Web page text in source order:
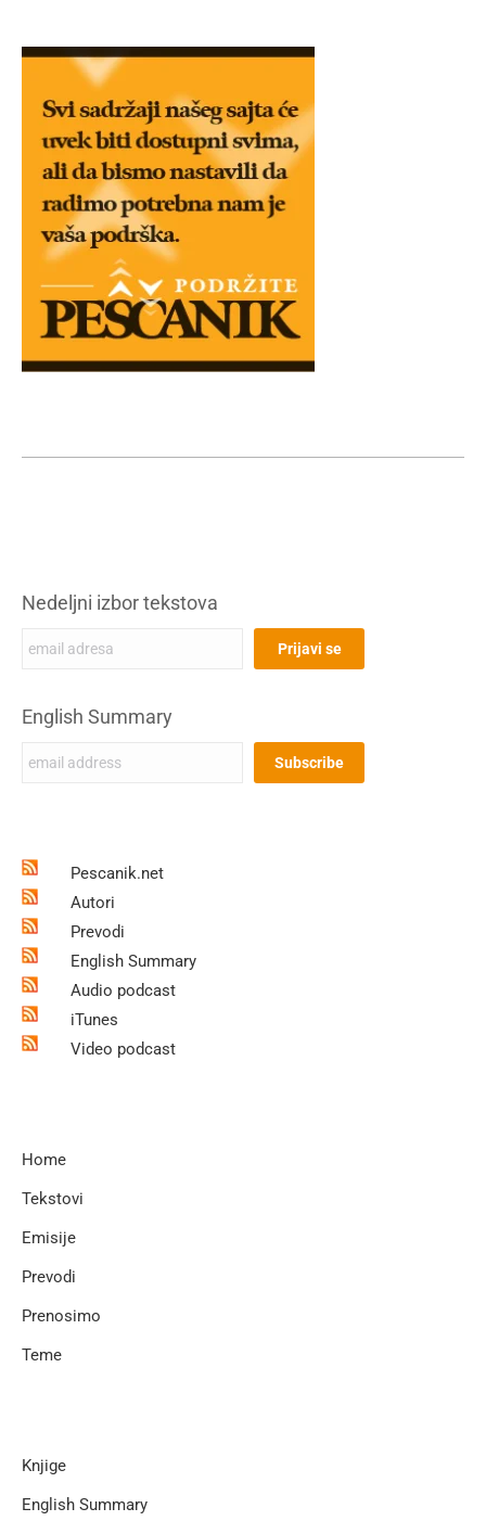
Nedeljni izbor tekstova
English Summary
Pescanik.net
Autori
Prevodi
English Summary
Audio podcast
iTunes
Video podcast
Home
Tekstovi
Emisije
Prevodi
Prenosimo
Teme
Knjige
English Summary